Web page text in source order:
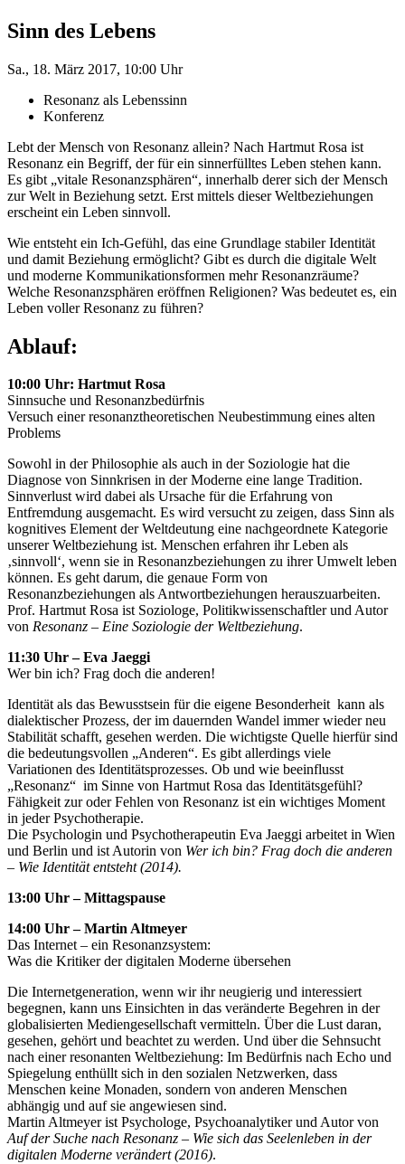
Sinn des Lebens
Sa., 18. März 2017, 10:00 Uhr
Resonanz als Lebenssinn
Konferenz
Lebt der Mensch von Resonanz allein? Nach Hartmut Rosa ist
Resonanz ein Begriff, der für ein sinnerfülltes Leben stehen kann.
Es gibt „vitale Resonanzsphären“, innerhalb derer sich der Mensch
zur Welt in Beziehung setzt. Erst mittels dieser Weltbeziehungen
erscheint ein Leben sinnvoll.
Wie entsteht ein Ich-Gefühl, das eine Grundlage stabiler Identität
und damit Beziehung ermöglicht? Gibt es durch die digitale Welt
und moderne Kommunikationsformen mehr Resonanzräume?
Welche Resonanzsphären eröffnen Religionen? Was bedeutet es, ein
Leben voller Resonanz zu führen?
Ablauf:
10:00 Uhr: Hartmut Rosa
Sinnsuche und Resonanzbedürfnis
Versuch einer resonanztheoretischen Neubestimmung eines alten
Problems
Sowohl in der Philosophie als auch in der Soziologie hat die
Diagnose von Sinnkrisen in der Moderne eine lange Tradition.
Sinnverlust wird dabei als Ursache für die Erfahrung von
Entfremdung ausgemacht. Es wird versucht zu zeigen, dass Sinn als
kognitives Element der Weltdeutung eine nachgeordnete Kategorie
unserer Weltbeziehung ist. Menschen erfahren ihr Leben als
‚sinnvoll‘, wenn sie in Resonanzbeziehungen zu ihrer Umwelt leben
können. Es geht darum, die genaue Form von
Resonanzbeziehungen als Antwortbeziehungen herauszuarbeiten.
Prof. Hartmut Rosa ist Soziologe, Politikwissenschaftler und Autor
von Resonanz – Eine Soziologie der Weltbeziehung.
11:30 Uhr – Eva Jaeggi
Wer bin ich? Frag doch die anderen!
Identität als das Bewusstsein für die eigene Besonderheit kann als
dialektischer Prozess, der im dauernden Wandel immer wieder neu
Stabilität schafft, gesehen werden. Die wichtigste Quelle hierfür sind
die bedeutungsvollen „Anderen“. Es gibt allerdings viele
Variationen des Identitätsprozesses. Ob und wie beeinflusst
„Resonanz“ im Sinne von Hartmut Rosa das Identitätsgefühl?
Fähigkeit zur oder Fehlen von Resonanz ist ein wichtiges Moment
in jeder Psychotherapie.
Die Psychologin und Psychotherapeutin Eva Jaeggi arbeitet in Wien
und Berlin und ist Autorin von Wer ich bin? Frag doch die anderen
– Wie Identität entsteht (2014).
13:00 Uhr – Mittagspause
14:00 Uhr – Martin Altmeyer
Das Internet – ein Resonanzsystem:
Was die Kritiker der digitalen Moderne übersehen
Die Internetgeneration, wenn wir ihr neugierig und interessiert
begegnen, kann uns Einsichten in das veränderte Begehren in der
globalisierten Mediengesellschaft vermitteln. Über die Lust daran,
gesehen, gehört und beachtet zu werden. Und über die Sehnsucht
nach einer resonanten Weltbeziehung: Im Bedürfnis nach Echo und
Spiegelung enthüllt sich in den sozialen Netzwerken, dass
Menschen keine Monaden, sondern von anderen Menschen
abhängig und auf sie angewiesen sind.
Martin Altmeyer ist Psychologe, Psychoanalytiker und Autor von
Auf der Suche nach Resonanz – Wie sich das Seelenleben in der
digitalen Moderne verändert (2016).